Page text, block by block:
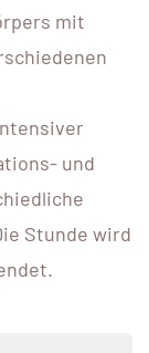
mit
und
Stunde wird